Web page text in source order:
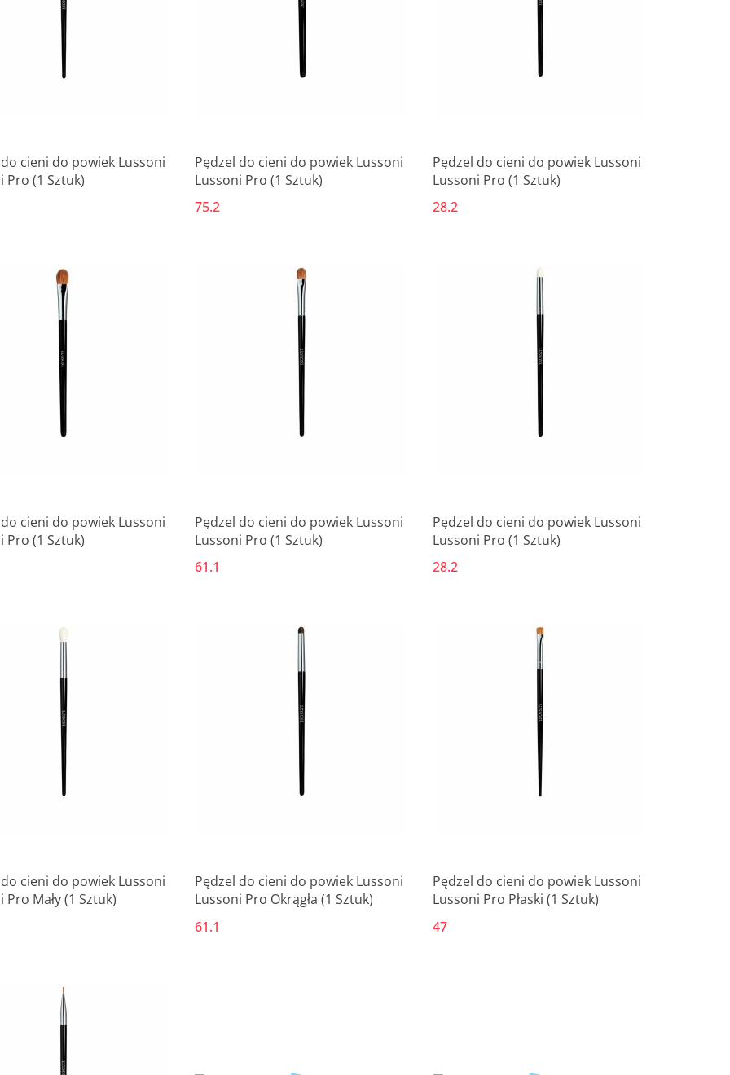
cieni do powiek Lussoni
Pro (1 Sztuk)
Pędzel do cieni do powiek Lussoni
Lussoni Pro (1 Sztuk)
75.2
Pędzel do cieni do powiek Lussoni
Lussoni Pro (1 Sztuk)
28.2
cieni do powiek Lussoni
Pro (1 Sztuk)
Pędzel do cieni do powiek Lussoni
Lussoni Pro (1 Sztuk)
61.1
Pędzel do cieni do powiek Lussoni
Lussoni Pro (1 Sztuk)
28.2
cieni do powiek Lussoni
Pro Mały (1 Sztuk)
Pędzel do cieni do powiek Lussoni
Lussoni Pro Okrągła (1 Sztuk)
61.1
Pędzel do cieni do powiek Lussoni
Lussoni Pro Płaski (1 Sztuk)
47